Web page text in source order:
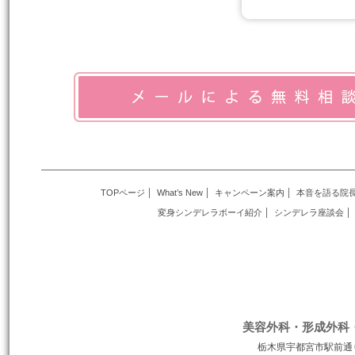
TOPページ What’s New キャンペーン案内 本音を語る院
変身シンデレラボーイ紹介 シンデレラ座談会
美容外科・形成外科
栃木県宇都宮市駅前